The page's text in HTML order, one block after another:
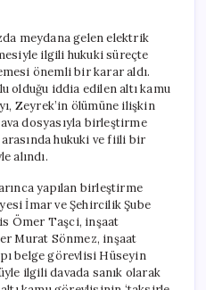
Ana
Davayla
Birleştirildi
için
meydana gelen elektrik
ilgili hukuki süreçte
önemli bir karar aldı.
olduğu iddia edilen altı kamu
Zeyrek’in ölümüne ilişkin
dosyasıyla birleştirme
hukuki ve fiili bir
alındı.
yapılan birleştirme
İmar ve Şehircilik Şube
Ömer Taşci, inşaat
Murat Sönmez, inşaat
belge görevlisi Hüseyin
ilgili davada sanık olarak